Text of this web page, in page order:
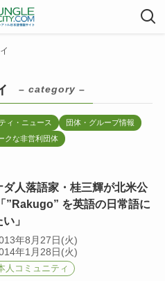
– category –
ィ・ニュース
団体・グループ情報
クな非営利団体
ダ人落語家・桂三輝が北米公
”Rakugo” を英語の日常語に
」
年8月27日(火)
年1月28日(火)
人コミュニティ